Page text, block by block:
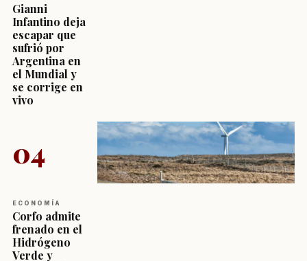
Gianni
Infantino deja
escapar que
sufrió por
Argentina en
el Mundial y
se corrige en
vivo
04
ECONOMÍA
Corfo admite
frenado en el
Hidrógeno
Verde y